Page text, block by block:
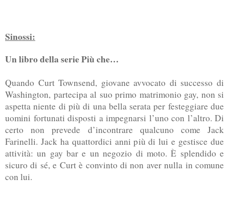
Sinossi:
Un libro della serie Più che…
Quando Curt Townsend, giovane avvocato di successo di
Washington, partecipa al suo primo matrimonio gay, non si
aspetta niente di più di una bella serata per festeggiare due
uomini fortunati disposti a impegnarsi l’uno con l’altro. Di
certo non prevede d’incontrare qualcuno come Jack
Farinelli. Jack ha quattordici anni più di lui e gestisce due
attività: un gay bar e un negozio di moto. È splendido e
sicuro di sé, e Curt è convinto di non aver nulla in comune
con lui.